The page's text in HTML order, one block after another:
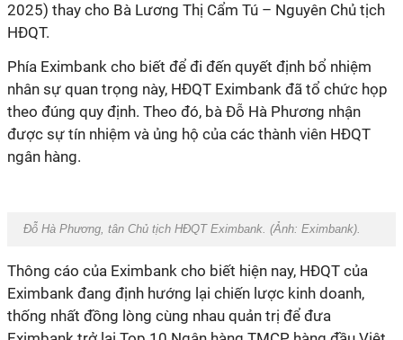
2025) thay cho Bà Lương Thị Cẩm Tú – Nguyên Chủ tịch
HĐQT.
Phía Eximbank cho biết để đi đến quyết định bổ nhiệm
nhân sự quan trọng này, HĐQT Eximbank đã tổ chức họp
theo đúng quy định. Theo đó, bà Đỗ Hà Phương nhận
được sự tín nhiệm và ủng hộ của các thành viên HĐQT
ngân hàng.
Đỗ Hà Phương, tân Chủ tịch HĐQT Eximbank. (Ảnh: Eximbank).
Thông cáo của Eximbank cho biết hiện nay, HĐQT của
Eximbank đang định hướng lại chiến lược kinh doanh,
thống nhất đồng lòng cùng nhau quản trị để đưa